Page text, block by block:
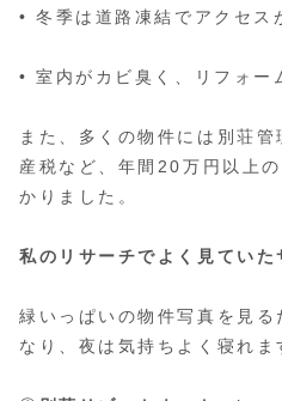
• 冬季は道路凍結でアクセス
• 室内がカビ臭く、リフォー
また、多くの物件には別荘
産税など、年間20万円以上
かりました。
私のリサーチでよく見ていた
緑いっぱいの物件写真を見る
なり、夜は気持ちよく寝れま